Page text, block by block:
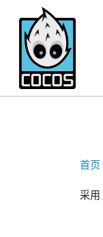
首页
采用